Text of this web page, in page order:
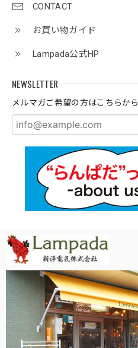
CONTACT
お買い物ガイド
Lampada公式HP
NEWSLETTER
メルマガご希望の方はこちらから